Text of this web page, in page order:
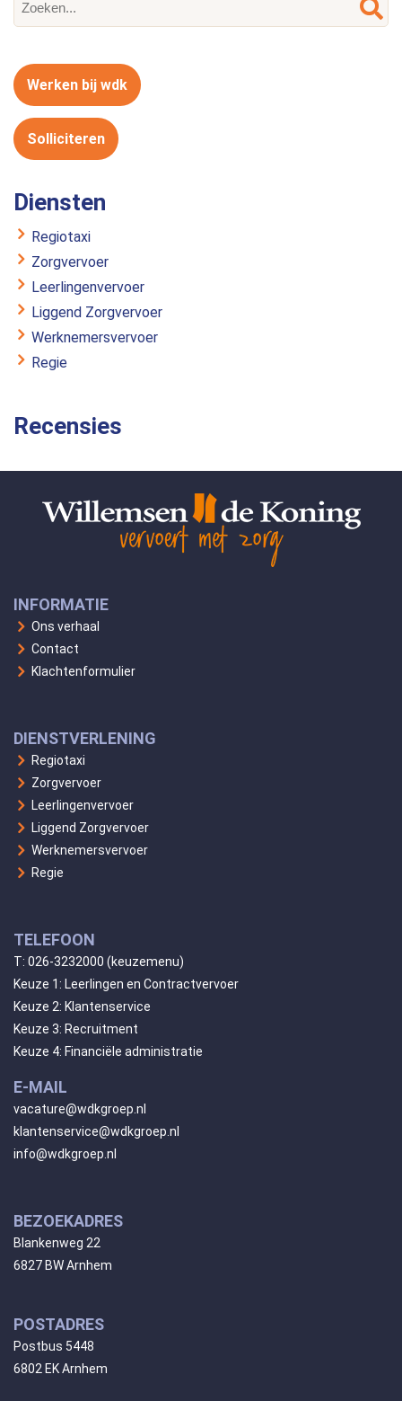
Werken bij wdk
Solliciteren
Diensten
Regiotaxi
Zorgvervoer
Leerlingenvervoer
Liggend Zorgvervoer
Werknemersvervoer
Regie
Recensies
INFORMATIE
Ons verhaal
Contact
Klachtenformulier
DIENSTVERLENING
Regiotaxi
Zorgvervoer
Leerlingenvervoer
Liggend Zorgvervoer
Werknemersvervoer
Regie
TELEFOON
T: 026-3232000 (keuzemenu)
Keuze 1: Leerlingen en Contractvervoer
Keuze 2: Klantenservice
Keuze 3: Recruitment
Keuze 4: Financiële administratie
E-MAIL
vacature@wdkgroep.nl
klantenservice@wdkgroep.nl
info@wdkgroep.nl
BEZOEKADRES
Blankenweg 22
6827 BW Arnhem
POSTADRES
Postbus 5448
6802 EK Arnhem